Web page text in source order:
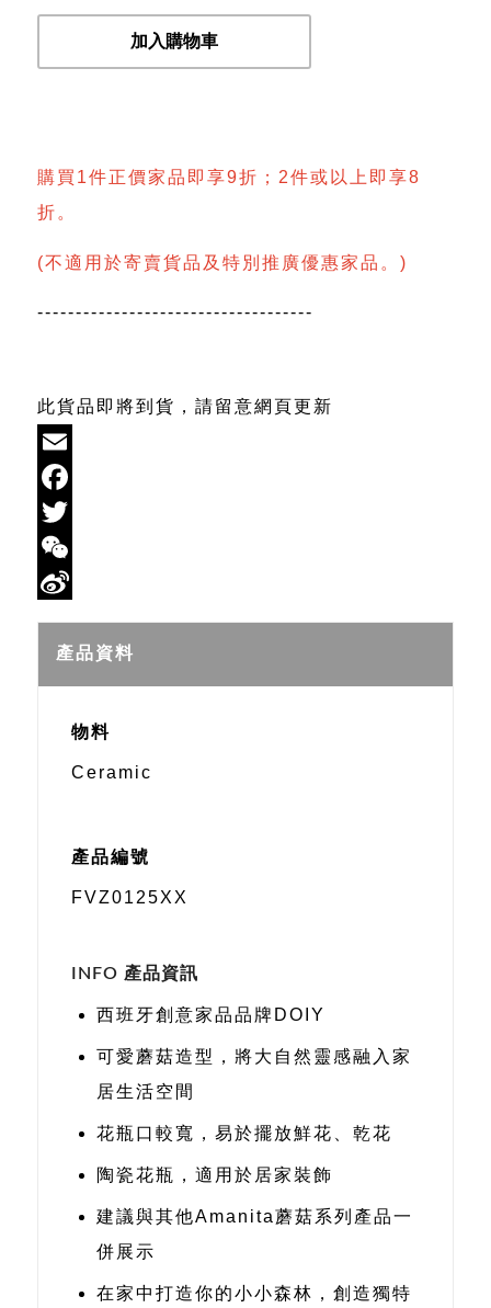
加入購物車
購買1件正價家品即享9折；2件或以上即享8
折。
(不適用於寄賣貨品及特別推廣優惠家品。)
------------------------------------
此貨品即將到貨，請留意網頁更新
Email
Facebook
Twitter
WeChat
Weibo
產品資料
物料
Ceramic
產品編號
FVZ0125XX
INFO 產品資訊
西班牙創意家品品牌DOIY
可愛蘑菇造型，將大自然靈感融入家
居生活空間
花瓶口較寬，易於擺放鮮花、乾花
陶瓷花瓶，適用於居家裝飾
建議與其他Amanita蘑菇系列產品一
併展示
在家中打造你的小小森林，創造獨特